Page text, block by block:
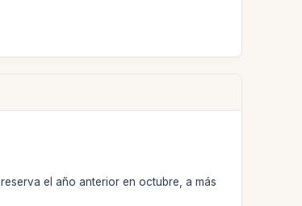
el año anterior en octubre, a más